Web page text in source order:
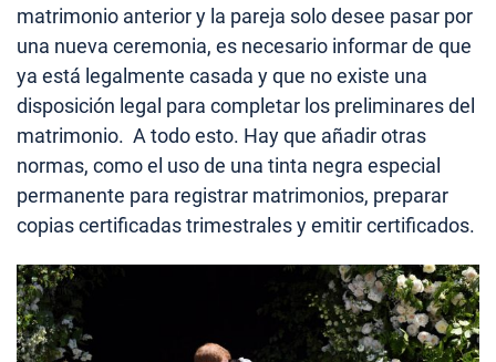
matrimonio anterior y la pareja solo desee pasar por
una nueva ceremonia, es necesario informar de que
ya está legalmente casada ​​y que no existe una
disposición legal para completar los preliminares del
matrimonio. A todo esto. Hay que añadir otras
normas, como el uso de una tinta negra especial
permanente para registrar matrimonios, preparar
copias certificadas trimestrales y emitir certificados.